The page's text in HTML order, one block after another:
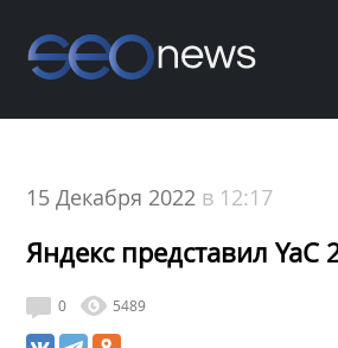
15 Декабря 2022 в 12:17
Яндекс представил YaC
0 5489